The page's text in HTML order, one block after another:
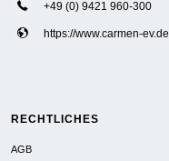
+49 (0) 9421 960-300
https://www.carmen-ev.de
RECHTLICHES
AGB